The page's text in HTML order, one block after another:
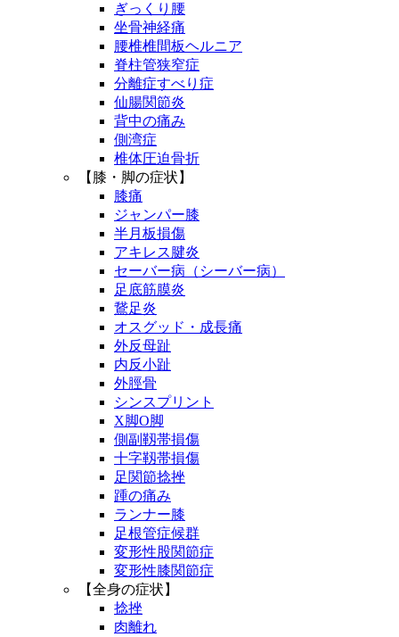
ぎっくり腰
坐骨神経痛
腰椎椎間板ヘルニア
脊柱管狭窄症
分離症すべり症
仙腸関節炎
背中の痛み
側湾症
椎体圧迫骨折
【膝・脚の症状】
膝痛
ジャンパー膝
半月板損傷
アキレス腱炎
セーバー病（シーバー病）
足底筋膜炎
鵞足炎
オスグッド・成長痛
外反母趾
内反小趾
外脛骨
シンスプリント
X脚O脚
側副靱帯損傷
十字靱帯損傷
足関節捻挫
踵の痛み
ランナー膝
足根管症候群
変形性股関節症
変形性膝関節症
【全身の症状】
捻挫
肉離れ